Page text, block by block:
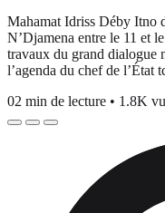
Mahamat Idriss Déby Itno
N’Djamena entre le 11 et
travaux du grand dialogue
l’agenda du chef de l’État
02 min de lecture • 1.8K